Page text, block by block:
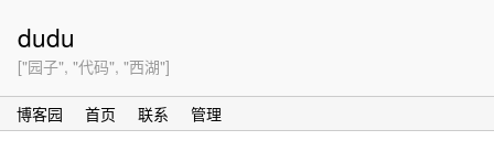
dudu
["园子", "代码", "西湖"]
博客园 首页 联系 管理